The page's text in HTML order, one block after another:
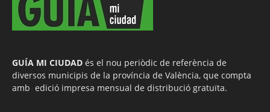
GUÍA MI CIUDAD és el nou periòdic de referència de
diversos municipis de la província de València, que compta
amb edició impresa mensual de distribució gratuïta.